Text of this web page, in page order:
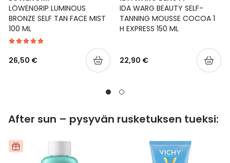
LÖWENGRIP LUMINOUS
BRONZE SELF TAN FACE MIST
100 ML
26,50 €
IDA WARG BEAUTY SELF-
TANNING MOUSSE COCOA 1
H EXPRESS 150 ML
22,90 €
After sun – pysyvän rusketuksen tueksi: